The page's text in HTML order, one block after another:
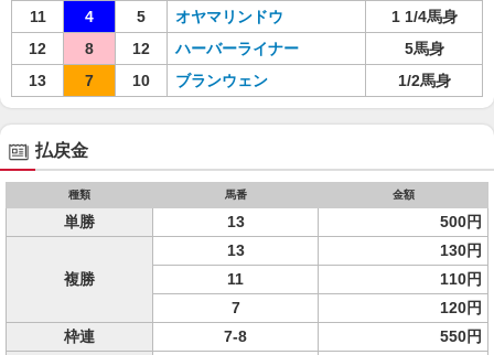
11
4 5 オヤマリンドウ
1 1/4馬身
12
8 12 ハーバーライナー
5馬身
13
7 10 ブランウェン 1/2馬身
払戻金
種類 馬番 金額
単勝 13 500円
複勝
13
130円
11
110円
7
120円
枠連
7-8
550円